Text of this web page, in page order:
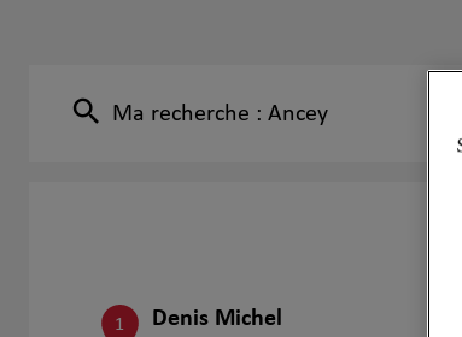
Ma recherche : Ancey
1 Denis Michel